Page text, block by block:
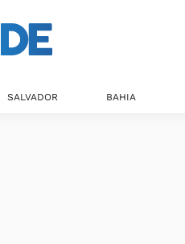
SALVADOR BAHIA